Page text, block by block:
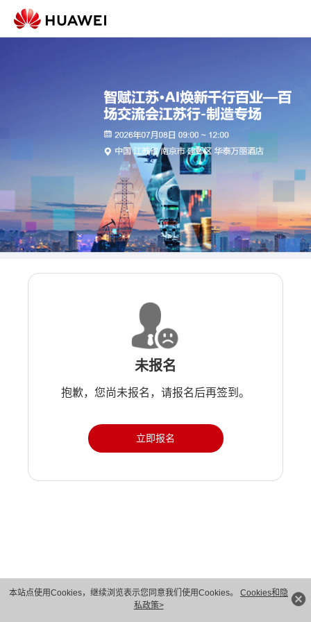
本站点使用Cookies，继续浏览表示您同意我们使用Cookies。 Cookies和隐
私政策>
未报名
抱歉，您尚未报名，请报名后再签到。
立即报名
版权所有 © 华为技术有限公司 1998-2026。 保留一切权利。粤A2-20044005号
隐私保护
法律声明